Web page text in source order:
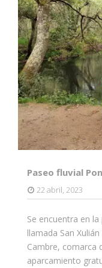
Paseo fluvial
22 abril, 2023
Se encuentra en
llamada San
Cambre, comarca
aparcamiento